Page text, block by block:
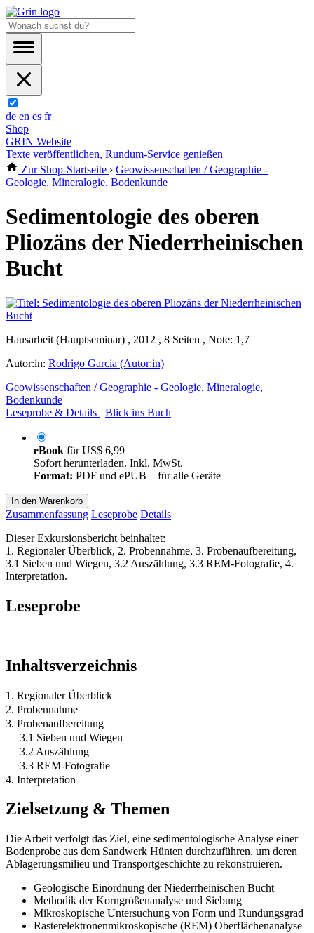
de en es fr
Shop
GRIN Website
Texte veröffentlichen, Rundum-Service genießen
Zur Shop-Startseite › Geowissenschaften / Geographie -
Geologie, Mineralogie, Bodenkunde
Sedimentologie des oberen
Pliozäns der Niederrheinischen
Bucht
Hausarbeit (Hauptseminar) , 2012 , 8 Seiten , Note: 1,7
Autor:in: Rodrigo Garcia (Autor:in)
Geowissenschaften / Geographie - Geologie, Mineralogie,
Bodenkunde
Leseprobe & Details
Blick ins Buch
eBook fürUS$ 6,99
Sofort herunterladen. Inkl. MwSt.
Format: PDF und ePUB – für alle Geräte
In den Warenkorb
Zusammenfassung Leseprobe Details
Dieser Exkursionsbericht beinhaltet:
1. Regionaler Überblick, 2. Probennahme, 3. Probenaufbereitung,
3.1 Sieben und Wiegen, 3.2 Auszählung, 3.3 REM-Fotografie, 4.
Interpretation.
Leseprobe
Inhaltsverzeichnis
1. Regionaler Überblick
2. Probennahme
3. Probenaufbereitung
3.1 Sieben und Wiegen
3.2 Auszählung
3.3 REM-Fotografie
4. Interpretation
Zielsetzung & Themen
Die Arbeit verfolgt das Ziel, eine sedimentologische Analyse einer
Bodenprobe aus dem Sandwerk Hünten durchzuführen, um deren
Ablagerungsmilieu und Transportgeschichte zu rekonstruieren.
Geologische Einordnung der Niederrheinischen Bucht
Methodik der Korngrößenanalyse und Siebung
Mikroskopische Untersuchung von Form und Rundungsgrad
Rasterelektronenmikroskopische (REM) Oberflächenanalyse